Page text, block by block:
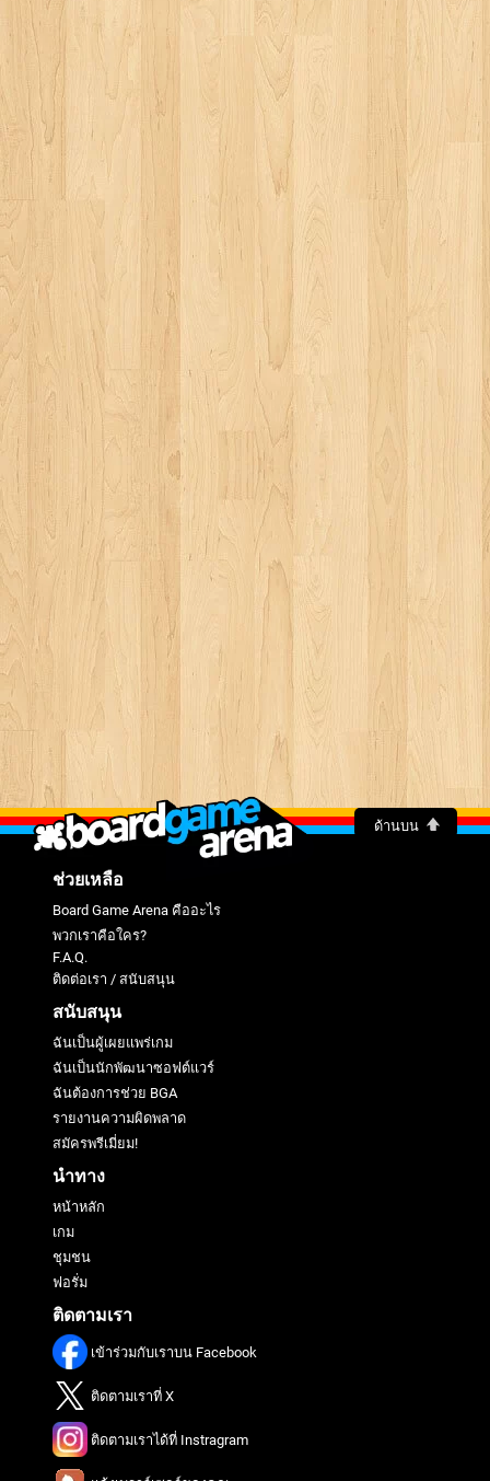
ด้านบน
ช่วยเหลือ
Board Game Arena คืออะไร
พวกเราคือใคร?
F.A.Q.
ติดต่อเรา / สนับสนุน
สนับสนุน
ฉันเป็นผู้เผยแพร่เกม
ฉันเป็นนักพัฒนาซอฟต์แวร์
ฉันต้องการช่วย BGA
รายงานความผิดพลาด
สมัครพรีเมี่ยม!
นำทาง
หน้าหลัก
เกม
ชุมชน
ฟอรั่ม
ติดตามเรา
เข้าร่วมกับเราบน Facebook
ติดตามเราที่ X
ติดตามเราได้ที่ Instragram